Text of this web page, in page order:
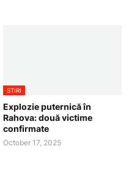
STIRI
Explozie puternică în
Rahova: două victime
confirmate
October 17, 2025